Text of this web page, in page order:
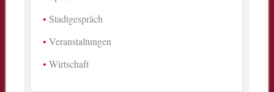
Stadtgespräch
Veranstaltungen
Wirtschaft